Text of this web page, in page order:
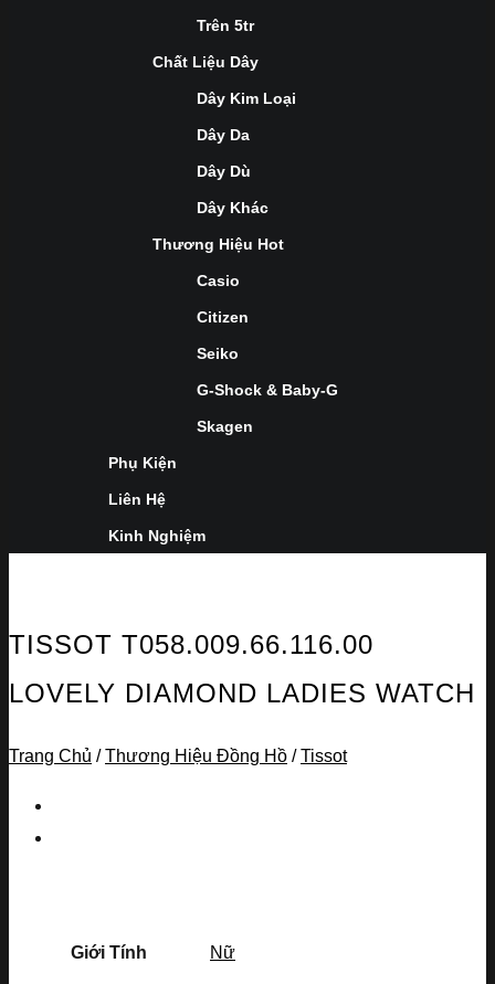
Trên 5tr
Chất Liệu Dây
Dây Kim Loại
Dây Da
Dây Dù
Dây Khác
Thương Hiệu Hot
Casio
Citizen
Seiko
G-Shock & Baby-G
Skagen
Phụ Kiện
Liên Hệ
Kinh Nghiệm
TISSOT T058.009.66.116.00
LOVELY DIAMOND LADIES WATCH
Trang Chủ / Thương Hiệu Đồng Hồ / Tissot
Giới Tính Nữ